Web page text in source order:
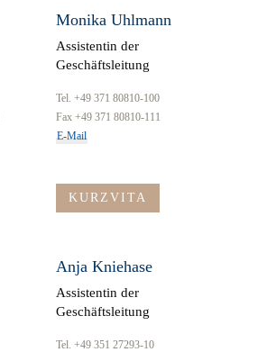
Monika Uhlmann
Assistentin der
Geschäftsleitung
Tel. +49 371 80810-100
Fax +49 371 80810-111
E-Mail
KURZVITA
Anja Kniehase
Assistentin der
Geschäftsleitung
Tel. +49 351 27293-10